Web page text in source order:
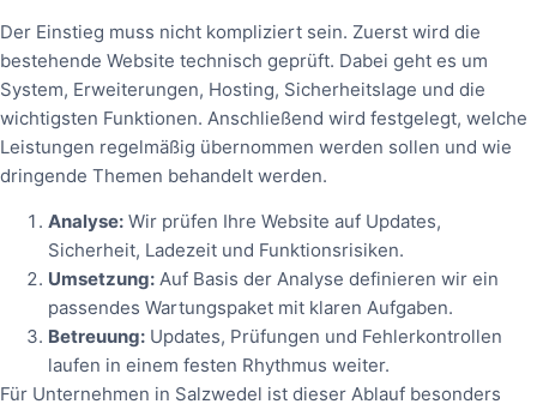
Der Einstieg muss nicht kompliziert sein. Zuerst wird die
bestehende Website technisch geprüft. Dabei geht es um
System, Erweiterungen, Hosting, Sicherheitslage und die
wichtigsten Funktionen. Anschließend wird festgelegt, welche
Leistungen regelmäßig übernommen werden sollen und wie
dringende Themen behandelt werden.
Analyse: Wir prüfen Ihre Website auf Updates,
Sicherheit, Ladezeit und Funktionsrisiken.
Umsetzung: Auf Basis der Analyse definieren wir ein
passendes Wartungspaket mit klaren Aufgaben.
Betreuung: Updates, Prüfungen und Fehlerkontrollen
laufen in einem festen Rhythmus weiter.
Für Unternehmen in Salzwedel ist dieser Ablauf besonders